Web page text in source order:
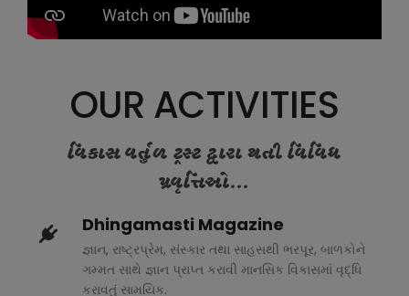
OUR ACTIVITIES
વિકાસ વર્તુળ ટ્રસ્ટ દ્વારા થતી વિવિધ
પ્રવૃત્તિઓ...
Dhingamasti Magazine
જ્ઞાન, રાષ્ટ્રપ્રેમ, સંસ્કાર તથા સાહસથી ભરપૂર, બાળકોને
ગમ્મત સાથે જ્ઞાન પ્રાપ્ત કરાવી માનસિક વિકાસમાં વૃદ્ધિ
કરાવતું સામયિક.